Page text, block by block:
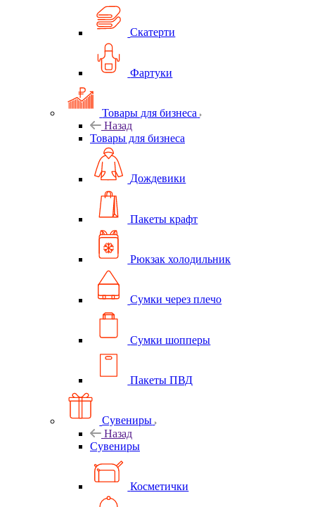
Скатерти
Фартуки
Товары для бизнеса
Назад
Товары для бизнеса
Дождевики
Пакеты крафт
Рюкзак холодильник
Сумки через плечо
Сумки шопперы
Пакеты ПВД
Сувениры
Назад
Сувениры
Косметички